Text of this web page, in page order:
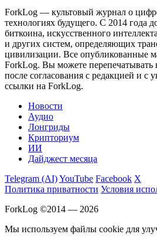
ForkLog — культовый журнал о
технологиях будущего. С 2014 года
биткоина, искусственного
и других систем, определяющих
цивилизации. Все опубликованные
ForkLog. Вы можете перепечатывать
после согласования с редакцией и с
ссылки на ForkLog.
Новости
Аудио
Лонгриды
Крипториум
ИИ
Дайджест месяца
Telegram (AI)YouTube Facebook X
Политика приватности Условия
ForkLog ©2014 — 2026
Мы используем файлы cookie для